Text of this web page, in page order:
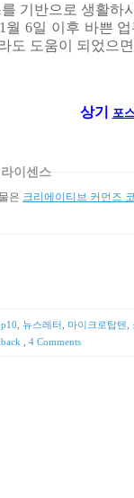
기반으로 생활하
월 6일 이후 바쁜
도 도움이 되었으
상기 포
이센스
은 크리에이티브 커먼즈
뉴스레터 마이크로탑텐
4Comments